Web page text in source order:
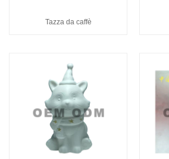
Tazza da caffè